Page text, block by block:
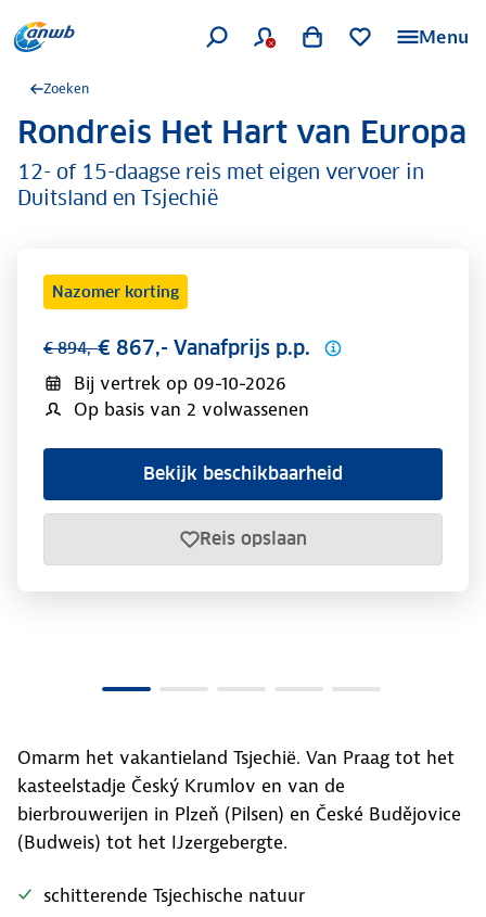
Menu
Zoeken
.Rondreis Het Hart van Europa
12- of 15-daagse reis met eigen vervoer in
Duitsland en Tsjechië
Nazomer korting
€ 894,-€ 867,- Vanafprijs p.p.
Bij vertrek op 09-10-2026
Op basis van 2 volwassenen
Bekijk beschikbaarheid
Reis opslaan
Omarm het vakantieland Tsjechië. Van Praag tot het
kasteelstadje Český Krumlov en van de
bierbrouwerijen in Plzeň (Pilsen) en České Budějovice
(Budweis) tot het IJzergebergte.
schitterende Tsjechische natuur